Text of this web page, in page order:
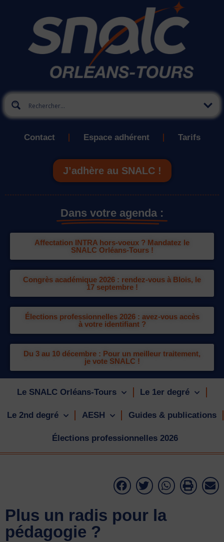
Contact Espace adhérent Tarifs
J’adhère au SNALC !
Dans votre agenda :
Affectation INTRA hors-voeux ? Mandatez le
SNALC Orléans-Tours !
Congrès académique 2026 : rendez-vous à Blois, le
17 septembre !
Élections professionnelles 2026 : avez-vous accès
à votre identifiant ?
Du 3 au 10 décembre : Pour un meilleur traitement,
je vote SNALC !
Le SNALC Orléans-Tours Le 1er degré
Le 2nd degré AESH Guides & publications
Élections professionnelles 2026
Plus un radis pour la
pédagogie ?